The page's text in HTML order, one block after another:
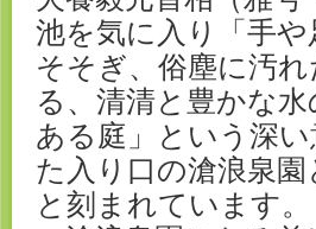
池を気に入り「手
そそぎ、俗塵に汚
る、清清と豊かな
ある庭」という深
た入り口の滄浪泉
と刻まれています。